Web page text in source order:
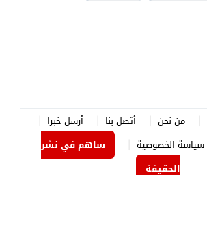
من نحن أتصل بنا
أرسل خبرا
سياسة الخصوصية
ساهم في نشر
الحقيقة